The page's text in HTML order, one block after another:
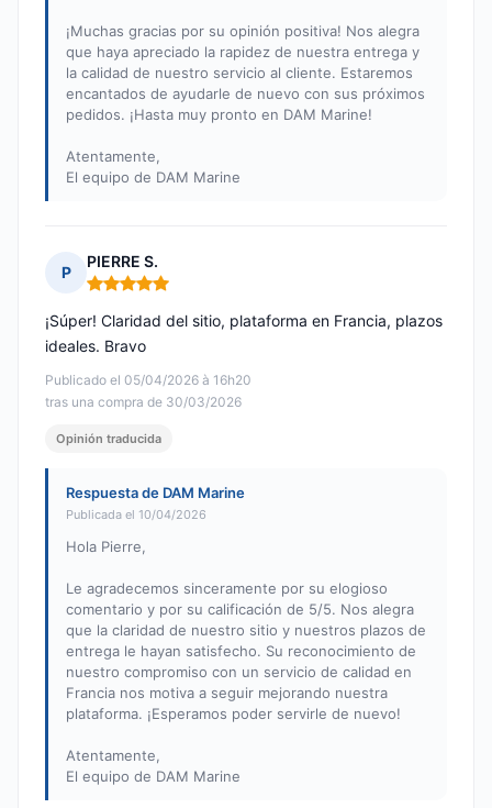
¡Muchas gracias por su opinión positiva! Nos alegra
que haya apreciado la rapidez de nuestra entrega y
la calidad de nuestro servicio al cliente. Estaremos
encantados de ayudarle de nuevo con sus próximos
pedidos. ¡Hasta muy pronto en DAM Marine!
Atentamente,
El equipo de DAM Marine
P
PIERRE S.
Nota: 5 de 5
Publicado el 05/04/2026 à 16h20
tras una compra de 30/03/2026
¡Súper! Claridad del sitio, plataforma en Francia, plazos
ideales. Bravo
Opinión traducida
Respuesta de DAM Marine
Publicada el 10/04/2026
Hola Pierre,
Le agradecemos sinceramente por su elogioso
comentario y por su calificación de 5/5. Nos alegra
que la claridad de nuestro sitio y nuestros plazos de
entrega le hayan satisfecho. Su reconocimiento de
nuestro compromiso con un servicio de calidad en
Francia nos motiva a seguir mejorando nuestra
plataforma. ¡Esperamos poder servirle de nuevo!
Atentamente,
El equipo de DAM Marine